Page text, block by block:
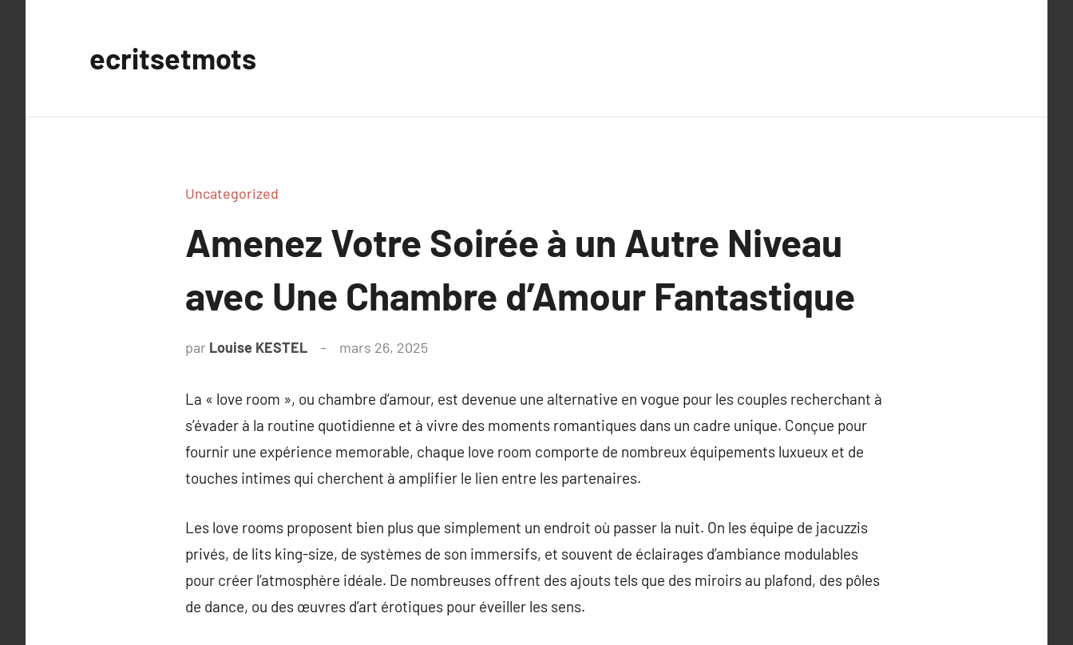
ecritsetmots
Uncategorized
Amenez Votre Soirée à un Autre Niveau
avec Une Chambre d’Amour Fantastique
par Louise KESTEL mars 26, 2025
La « love room », ou chambre d’amour, est devenue une alternative en vogue pour les couples recherchant à
s’évader à la routine quotidienne et à vivre des moments romantiques dans un cadre unique. Conçue pour
fournir une expérience memorable, chaque love room comporte de nombreux équipements luxueux et de
touches intimes qui cherchent à amplifier le lien entre les partenaires.
Les love rooms proposent bien plus que simplement un endroit où passer la nuit. On les équipe de jacuzzis
privés, de lits king-size, de systèmes de son immersifs, et souvent de éclairages d’ambiance modulables
pour créer l’atmosphère idéale. De nombreuses offrent des ajouts tels que des miroirs au plafond, des pôles
de dance, ou des œuvres d’art érotiques pour éveiller les sens.